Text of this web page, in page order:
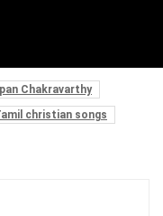
Chakravarthy
christian songs